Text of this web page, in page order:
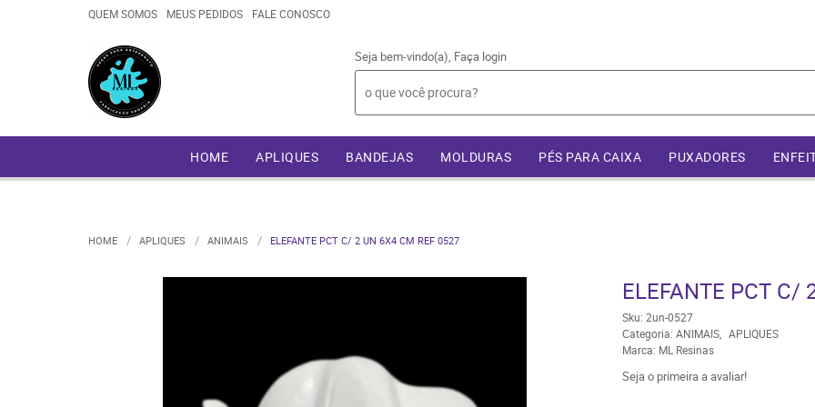
QUEM SOMOS MEUS PEDIDOS FALE CONOSCO
Seja bem-vindo(a), Faça login
HOME APLIQUES BANDEJAS MOLDURAS PÉS PARA CAIXA PUXADORES
HOME APLIQUES ANIMAIS ELEFANTE PCT C/ 2 UN 6X4 CM REF 0527
ELEFANTE PCT C/
Sku: 2un-0527
Categoria: ANIMAIS
APLIQUES
Marca: ML Resinas
Seja o primeira a avaliar!